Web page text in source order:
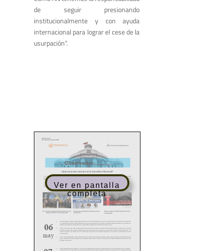
de seguir presionando
institucionalmente y con ayuda
internacional para lograr el cese de la
usurpación”.
Ver en pantalla
completa